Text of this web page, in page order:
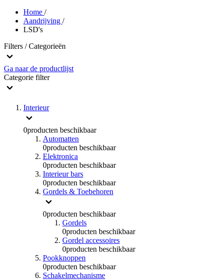
Home /
Aandrijving /
LSD's
Filters / Categorieën
Ga naar de productlijst
Categorie filter
Interieur
0producten beschikbaar
Automatten
0producten beschikbaar
Elektronica
0producten beschikbaar
Interieur bars
0producten beschikbaar
Gordels & Toebehoren
0producten beschikbaar
Gordels
0producten beschikbaar
Gordel accessoires
0producten beschikbaar
Pookknoppen
0producten beschikbaar
Schakelmechanisme